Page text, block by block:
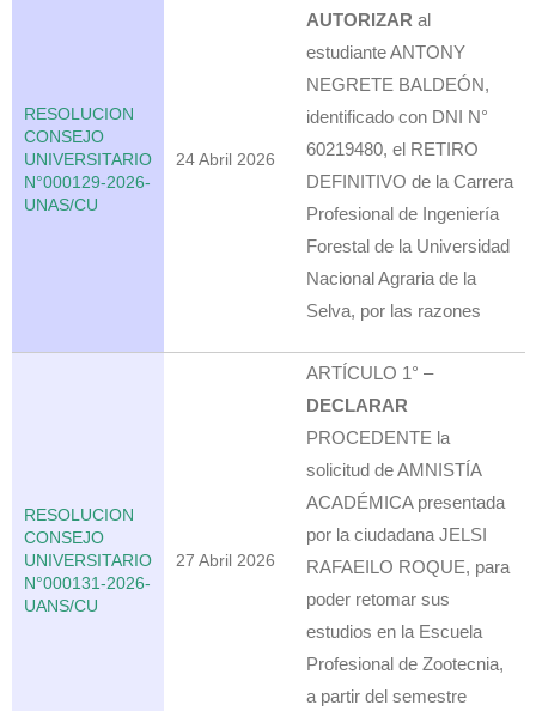
RESOLUCION
CONSEJO
UNIVERSITARIO
N°000129-2026-
UNAS/CU
24 Abril 2026
AUTORIZARal
estudiante ANTONY
NEGRETE BALDEÓN,
identificado con DNI N°
60219480, el RETIRO
DEFINITIVO de la Carrera
Profesional de Ingeniería
Forestal de la Universidad
Nacional Agraria de la
Selva, por las razones
RESOLUCION
CONSEJO
UNIVERSITARIO
N°000131-2026-
UANS/CU
27 Abril 2026
ARTÍCULO 1° –
DECLARAR
PROCEDENTE la
solicitud de AMNISTÍA
ACADÉMICA presentada
por la ciudadana JELSI
RAFAEILO ROQUE, para
poder retomar sus
estudios en la Escuela
Profesional de Zootecnia,
a partir del semestre